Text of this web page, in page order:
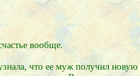
вообще.
что ее муж получил